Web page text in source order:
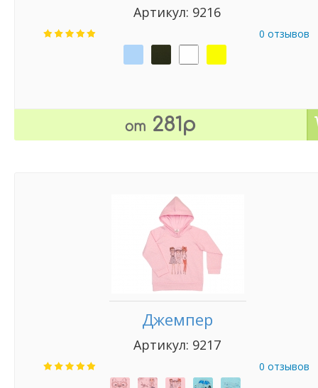
Артикул: 9216
0 отзывов
от 281р
Джемпер
Артикул: 9217
0 отзывов